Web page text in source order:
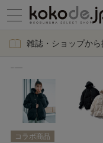
雑誌・ショップから
コラボ商品